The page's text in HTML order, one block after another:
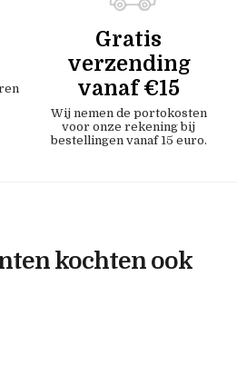
Gratis
verzending
vanaf €15
Wij nemen de portokosten
voor onze rekening bij
bestellingen vanaf 15 euro.
kochten ook